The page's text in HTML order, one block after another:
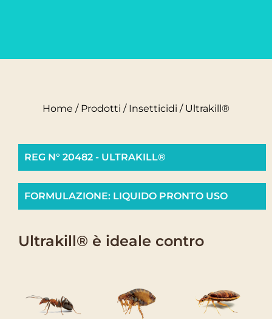
Home / Prodotti / Insetticidi / Ultrakill®
REG N° 20482 - ULTRAKILL®
FORMULAZIONE: LIQUIDO PRONTO USO
Ultrakill® è ideale contro